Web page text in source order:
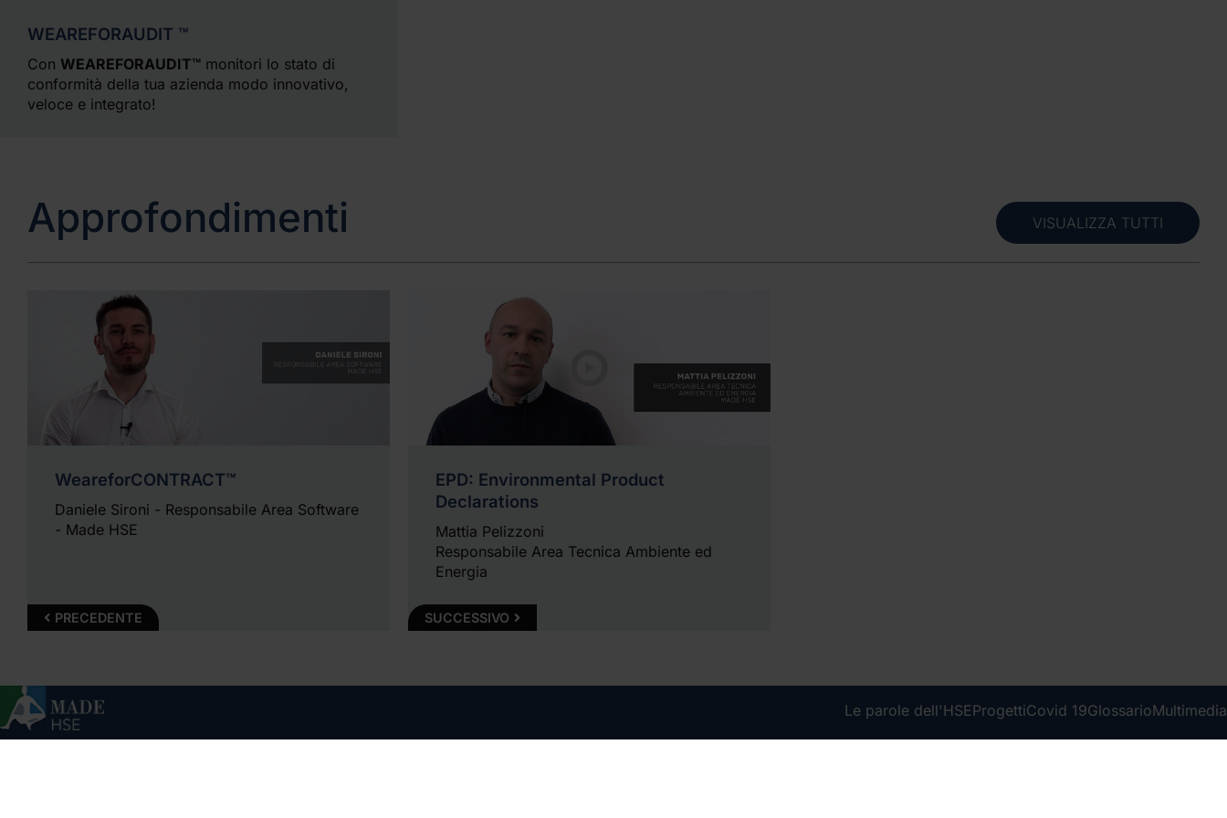
WEAREFORAUDIT ™
Con WEAREFORAUDIT™ monitori lo stato di
conformità della tua azienda modo innovativo,
veloce e integrato!
Approfondimenti VISUALIZZA TUTTI
WeareforCONTRACT™
Daniele Sironi - Responsabile Area Software
- Made HSE
PRECEDENTE
EPD: Environmental Product
Declarations
Mattia Pelizzoni
Responsabile Area Tecnica Ambiente ed
Energia
SUCCESSIVO
Le parole dell'HSEProgettiCovid 19GlossarioMultimedia